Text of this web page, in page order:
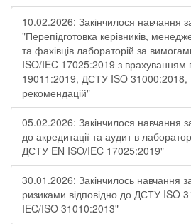
10.02.2026: Закінчилося навчання
"Перепідготовка керівників,
та фахівців лабораторій за
ISO/IEC 17025:2019 з
19011:2019, ДСТУ ISO 31000:2018,
рекомендацій"
05.02.2026: Закінчилося навчання
до акредитації та аудит в
ДСТУ EN ISO/IEC 17025:2019"
30.01.2026: Закінчилось навчання
ризиками відповідно до ДСТУ ISO
IEC/ISO 31010:2013"